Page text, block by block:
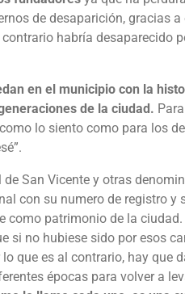
de desaparición, gracias
habría desaparecido
en el municipio con la
de la ciudad.
lo siento como para los
San Vicente y otras
con su numero de registro y
patrimonio de la
no hubiese sido por esos
que es al contrario, hay que
épocas para volver a